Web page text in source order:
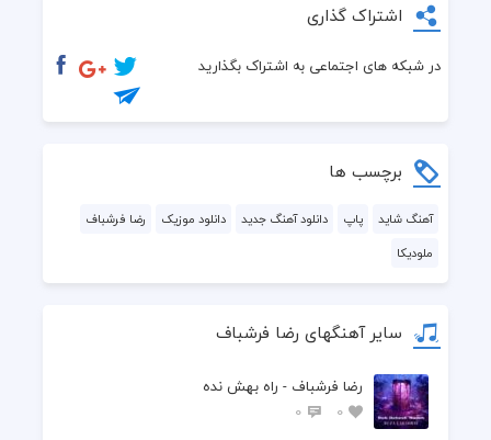
روزا منو خسته کرده هی
عاشقی یعنی همین حالم
اشتراک گذاری
در شبکه های اجتماعی به اشتراک بگذارید
برچسب ها
آهنگ شاید پاپ دانلود آهنگ جدید دانلود موزیک
رضا فرشباف
ملودیکا
سایر آهنگهای رضا فرشباف
رضا فرشباف - راه بهش نده
0
0